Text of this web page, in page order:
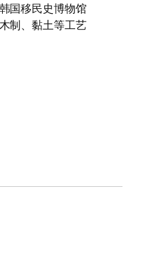
国移民史博物馆
制、黏土等工艺